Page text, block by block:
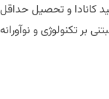
تایید کانادا و تحصیل
تکنولوژی و نوآورانه